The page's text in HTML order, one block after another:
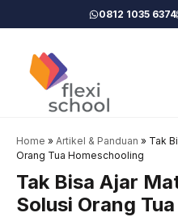
ke
0812 1035 6374
Home » Artikel & Panduan » Tak
Orang Tua Homeschooling
Tak Bisa Ajar
Solusi Orang